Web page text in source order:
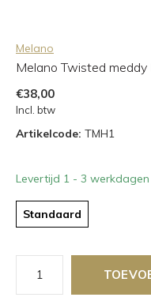
Melano
Melano Twisted
€38,00
Incl. btw
Artikelcode: TMH1
Levertijd 1 - 3 werkdagen
Standaard